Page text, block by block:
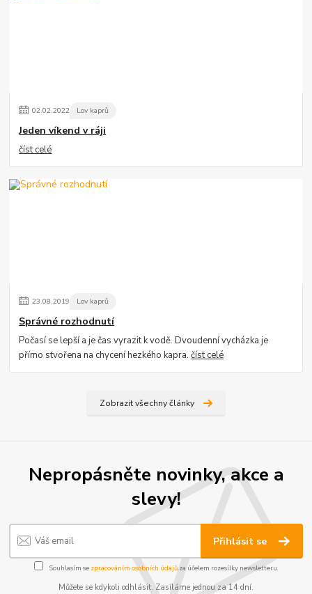
02.02.2022 Lov kaprů
Jeden víkend v ráji
číst celé
23.08.2019 Lov kaprů
Správné rozhodnutí
Počasí se lepší a je čas vyrazit k vodě. Dvoudenní vycházka je
přímo stvořena na chycení hezkého kapra.číst celé
Zobrazit všechny články
Nepropásněte novinky, akce a
slevy!
Přihlásit se
Souhlasím se zpracováním osobních údajůza účelem rozesílky newsletteru.
Můžete se kdykoli odhlásit. Zasíláme jednou za 14 dní.